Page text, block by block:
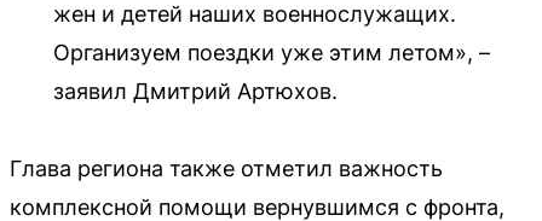
жен и детей наших военнослужащих.
Организуем поездки уже этим летом», –
заявил Дмитрий Артюхов.
Глава региона также отметил важность
комплексной помощи вернувшимся с фронта,